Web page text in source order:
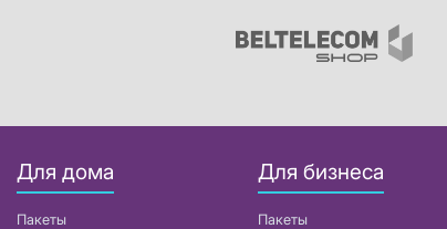
Для дома
Пакеты
Для бизнеса
Пакеты